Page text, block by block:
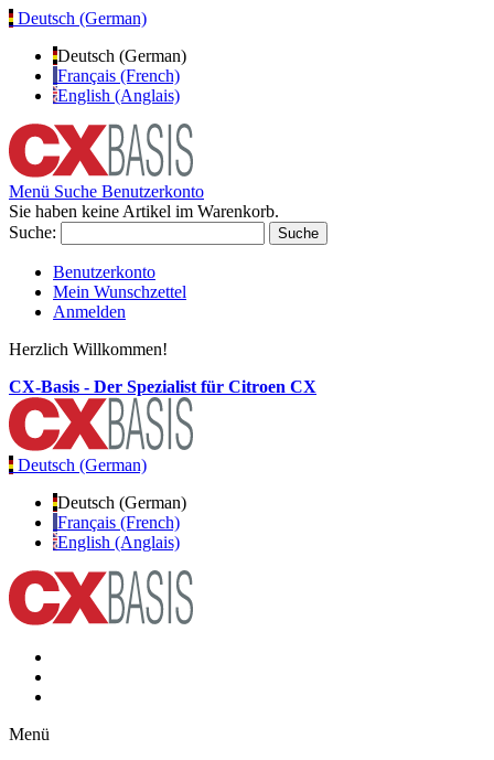
Deutsch (German)
Deutsch (German)
Français (French)
English (Anglais)
Menü Suche Benutzerkonto
Sie haben keine Artikel im Warenkorb.
Suche:
Suche
Benutzerkonto
Mein Wunschzettel
Anmelden
Herzlich Willkommen!
CX-Basis - Der Spezialist für Citroen CX
Deutsch (German)
Deutsch (German)
Français (French)
English (Anglais)
Menü